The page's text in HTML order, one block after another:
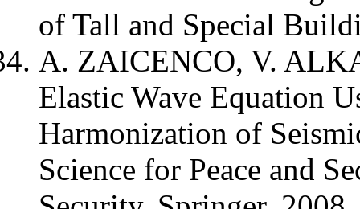
of Tall and Special
A. ZAICENCO, V.
Elastic Wave Equation
Harmonization of
Science for Peace and